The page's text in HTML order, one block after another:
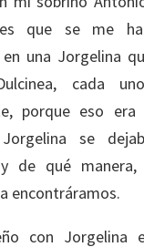
que se me
en una Jorgelina
cada
porque eso era
se
de qué manera,
encontráramos.
con Jorgelina